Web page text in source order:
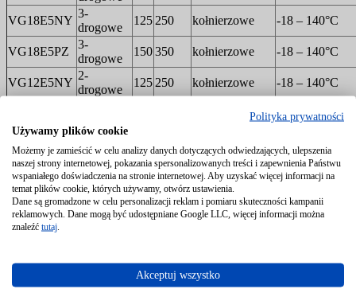
VG18E5NY
3-
drogowe
125 250 kołnierzowe -18 – 140°C
VG18E5PZ
3-
drogowe
150350 kołnierzowe -18 – 140°C
VG12E5NY
2-
drogowe
125250 kołnierzowe -18 – 140°C
kołnierzowe -18 – 140°C
Polityka prywatności
Używamy plików cookie
Możemy je zamieścić w celu analizy danych dotyczących odwiedzających, ulepszenia
naszej strony internetowej, pokazania spersonalizowanych treści i zapewnienia Państwu
wspaniałego doświadczenia na stronie internetowej. Aby uzyskać więcej informacji na
temat plików cookie, których używamy, otwórz ustawienia.
Dane są gromadzone w celu personalizacji reklam i pomiaru skuteczności kampanii
reklamowych. Dane mogą być udostępniane Google LLC, więcej informacji można
znaleźć tutaj
Akceptuj wszystko